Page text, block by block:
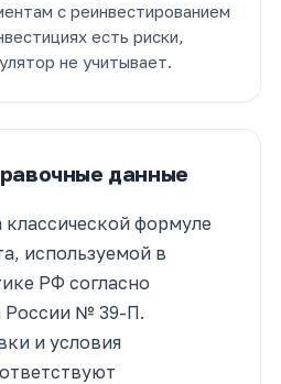
с реинвестированием
есть риски,
не учитывает.
данные
классической формуле
используемой в
РФ согласно
России № 39-П.
и условия